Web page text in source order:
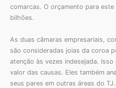
comarcas. O orçamento para
bilhões.
As duas câmaras empresariais,
são consideradas joias da coroa
atenção às vezes indesejada.
valor das causas. Eles também
seus pares em outras áreas do